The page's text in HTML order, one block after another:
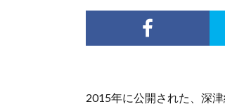
2015年に公開された、深